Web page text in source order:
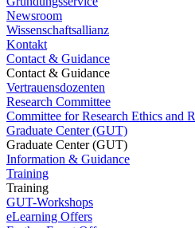
Newsroom
Wissenschaftsallianz
Kontakt
Contact & Guidance
Contact & Guidance
Vertrauensdozenten
Research Committee
Committee for Research Ethics and
Graduate Center (GUT)
Graduate Center (GUT)
Information & Guidance
Training
Training
GUT-Workshops
eLearning Offers